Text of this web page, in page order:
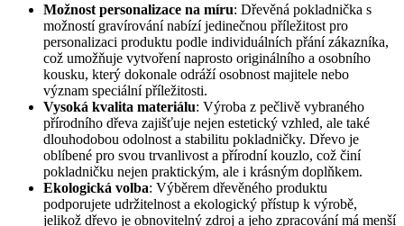
Možnost personalizace na míru: Dřevěná pokladnička s
možností gravírování nabízí jedinečnou příležitost pro
personalizaci produktu podle individuálních přání zákazníka,
což umožňuje vytvoření naprosto originálního a osobního
kousku, který dokonale odráží osobnost majitele nebo
význam speciální příležitosti.
Vysoká kvalita materiálu: Výroba z pečlivě vybraného
přírodního dřeva zajišťuje nejen estetický vzhled, ale také
dlouhodobou odolnost a stabilitu pokladničky. Dřevo je
oblíbené pro svou trvanlivost a přírodní kouzlo, což činí
pokladničku nejen praktickým, ale i krásným doplňkem.
Ekologická volba: Výběrem dřevěného produktu
podporujete udržitelnost a ekologický přístup k výrobě,
jelikož dřevo je obnovitelný zdroj a jeho zpracování má menší